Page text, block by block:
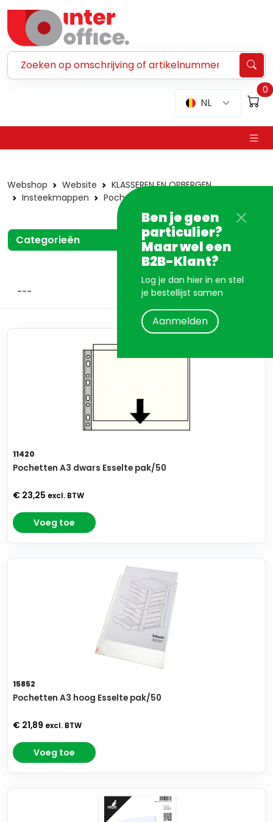
NL
0
Ben je geen
particulier?
Maar wel een
B2B-Klant?
Log je dan hier in en stel
je bestellijst samen
Aanmelden
Webshop Website
KLASSEREN EN OPBERGEN
Insteekmappen
Pochetten
Categorieën
11420
Pochetten A3 dwars Esselte pak/50
€ 23,25 excl. BTW
Voeg toe
15852
Pochetten A3 hoog Esselte pak/50
€ 21,89 excl. BTW
Voeg toe